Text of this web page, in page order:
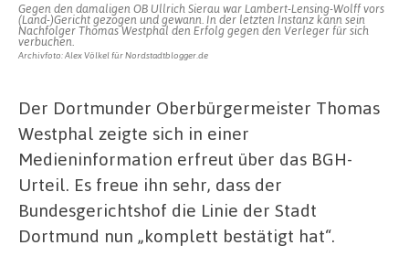
Gegen den damaligen OB Ullrich Sierau war Lambert-Lensing-Wolff vors
(Land-)Gericht gezogen und gewann. In der letzten Instanz kann sein
Nachfolger Thomas Westphal den Erfolg gegen den Verleger für sich
verbuchen.
Archivfoto: Alex Völkel für Nordstadtblogger.de
Der Dortmunder Oberbürgermeister Thomas
Westphal zeigte sich in einer
Medieninformation erfreut über das BGH-
Urteil. Es freue ihn sehr, dass der
Bundesgerichtshof die Linie der Stadt
Dortmund nun „komplett bestätigt hat“.